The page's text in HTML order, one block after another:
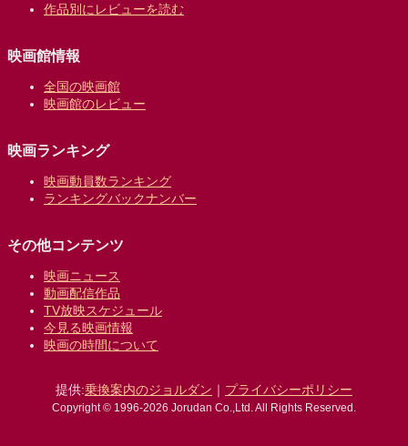
作品別にレビューを読む
映画館情報
全国の映画館
映画館のレビュー
映画ランキング
映画動員数ランキング
ランキングバックナンバー
その他コンテンツ
映画ニュース
動画配信作品
TV放映スケジュール
今見る映画情報
映画の時間について
提供:乗換案内のジョルダン ｜ プライバシーポリシー
Copyright © 1996-2026 Jorudan Co.,Ltd. All Rights Reserved.